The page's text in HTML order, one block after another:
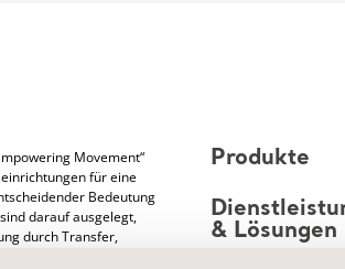
Movement“
für eine
Bedeutung
darauf ausgelegt,
durch Transfer,
Produkte
& Lösungen